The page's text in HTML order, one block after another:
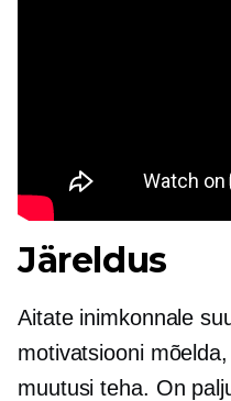
Järeldus
Aitate inimkonnale
motivatsiooni
muutusi teha. On